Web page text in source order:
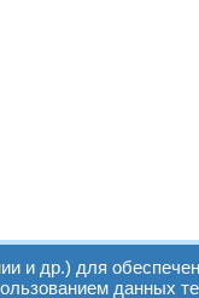
и др.) для
данных